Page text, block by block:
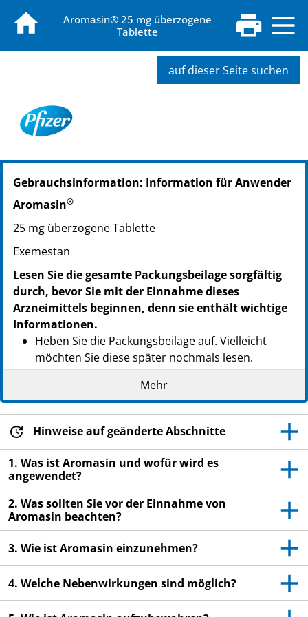
Aromasin® 25 mg überzogene
Tablette
auf dieser Seite suchen
PZN: 00706384
PPN: 110070638468
PZN: 00706409
Gebrauchsinformation: Information für Anwender
Aromasin®
25 mg überzogene Tablette
Exemestan
Lesen Sie die gesamte Packungsbeilage sorgfältig
durch, bevor Sie mit der Einnahme dieses
Arzneimittels beginnen, denn sie enthält wichtige
Informationen.
Heben Sie die Packungsbeilage auf. Vielleicht
möchten Sie diese später nochmals lesen.
Wenn Sie weitere Fragen haben, wenden Sie sich
an Ihren Arzt oder Apotheker.
verschrieben. Geben Sie es nicht an Dritte weiter.
Es kann anderen Menschen schaden, auch wenn
diese die gleichen Beschwerden haben wie Sie.
Wenn Sie Nebenwirkungen bemerken, wenden Sie
sich an Ihren Arzt oder Apotheker. Dies gilt auch
für Nebenwirkungen, die nicht in dieser
Packungsbeilage angegeben sind. Siehe Abschnitt
Mehr
Hinweise auf geänderte Abschnitte
1. Was ist Aromasin und wofür wird es
angewendet?
2. Was sollten Sie vor der Einnahme von
Aromasin beachten?
3. Wie ist Aromasin einzunehmen?
4. Welche Nebenwirkungen sind möglich?